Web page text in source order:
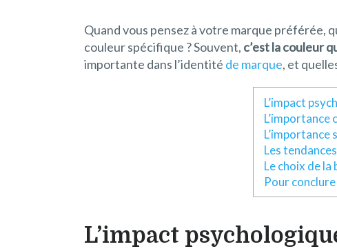
Quand vous pensez à votre marque préférée,
couleur spécifique ? Souvent, c’est la couleur
importante dans l’identité de marque, et
L’impact
L’importance
Les
Le choix de
Pour conclure
L’impact